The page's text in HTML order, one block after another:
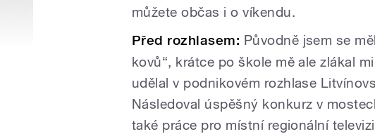
můžete občas i o víkendu.
Před rozhlasem: Původně jsem se
kovů“, krátce po škole mě ale zlákal
udělal v podnikovém rozhlase
Následoval úspěšný konkurz v
také práce pro místní regionální